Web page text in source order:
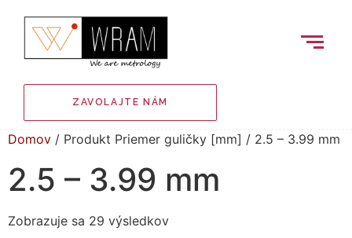
ZAVOLAJTE NÁM
Domov / Produkt Priemer guličky [mm] / 2.5 – 3.99 mm
2.5 – 3.99 mm
Zobrazuje sa 29 výsledkov